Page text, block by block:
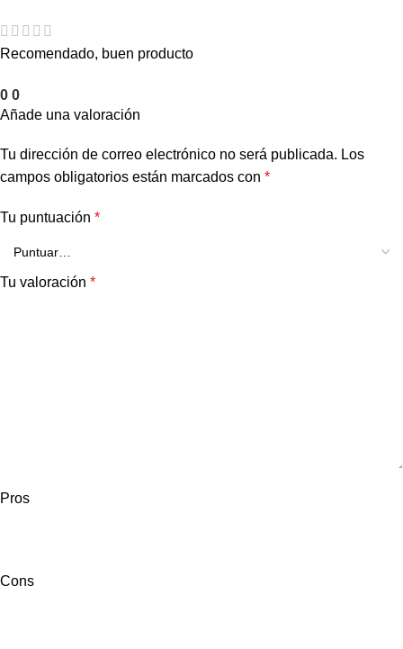
Recomendado, buen producto
0 0
Añade una valoración
Tu dirección de correo electrónico no será publicada. Los
campos obligatorios están marcados con *
Tu puntuación *
Tu valoración *
Pros
Cons